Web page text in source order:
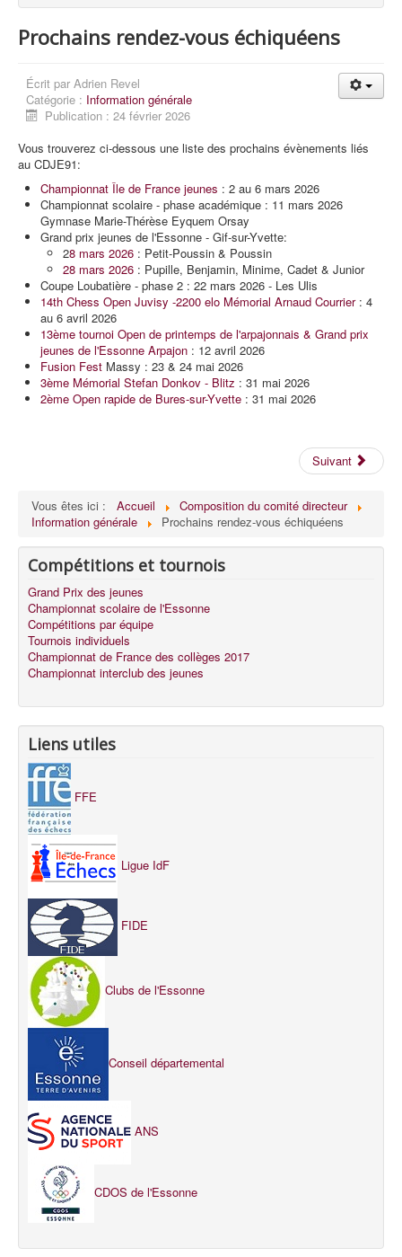
Prochains rendez-vous échiquéens
Écrit par Adrien Revel
Catégorie : Information générale
Publication : 24 février 2026
Vous trouverez ci-dessous une liste des prochains évènements liés
au CDJE91:
Championnat Île de France jeunes : 2 au 6 mars 2026
Championnat scolaire - phase académique : 11 mars 2026
Gymnase Marie-Thérèse Eyquem Orsay
Grand prix jeunes de l'Essonne - Gif-sur-Yvette:
28 mars 2026 : Petit-Poussin & Poussin
28 mars 2026 : Pupille, Benjamin, Minime, Cadet & Junior
Coupe Loubatière - phase 2 : 22 mars 2026 - Les Ulis
14th Chess Open Juvisy -2200 elo Mémorial Arnaud Courrier: 4
au 6 avril 2026
13ème tournoi Open de printemps de l'arpajonnais & Grand prix
jeunes de l'Essonne Arpajon : 12 avril 2026
Fusion Fest Massy : 23 & 24 mai 2026
3ème Mémorial Stefan Donkov - Blitz : 31 mai 2026
2ème Open rapide de Bures-sur-Yvette : 31 mai 2026
Suivant
Vous êtes ici : Accueil
Composition du comité directeur
Information générale
Prochains rendez-vous échiquéens
Compétitions et tournois
Grand Prix des jeunes
Championnat scolaire de l'Essonne
Compétitions par équipe
Tournois individuels
Championnat de France des collèges 2017
Championnat interclub des jeunes
Liens utiles
FFE
Ligue IdF
FIDE
Clubs de l'Essonne
Conseil départemental
ANS
CDOS de l'Essonne